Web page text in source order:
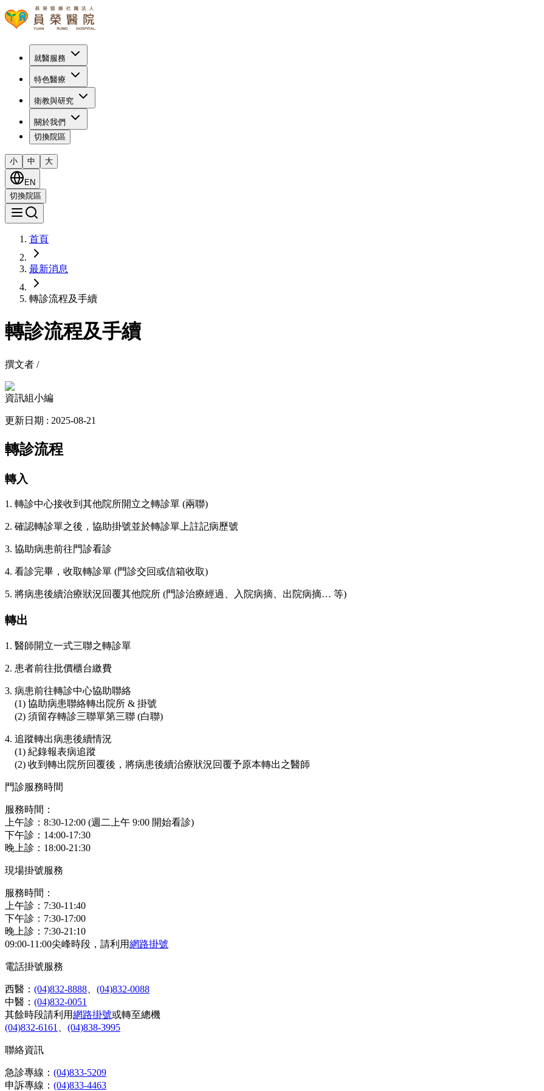
就醫服務
特色醫療
衛教與研究
關於我們
切換院區
小 中 大
EN
切換院區
首頁
最新消息
轉診流程及手續
轉診流程及手續
撰文者 /
資訊組小編
更新日期 : 2025-08-21
轉診流程
轉入
1. 轉診中心接收到其他院所開立之轉診單 (兩聯)
2. 確認轉診單之後，協助掛號並於轉診單上註記病歷號
3. 協助病患前往門診看診
4. 看診完畢，收取轉診單 (門診交回或信箱收取)
5. 將病患後續治療狀況回覆其他院所 (門診治療經過、入院病摘、出院病摘… 等)
轉出
1. 醫師開立一式三聯之轉診單
2. 患者前往批價櫃台繳費
3. 病患前往轉診中心協助聯絡
(1) 協助病患聯絡轉出院所 & 掛號
(2) 須留存轉診三聯單第三聯 (白聯)
4. 追蹤轉出病患後續情況
(1) 紀錄報表病追蹤
(2) 收到轉出院所回覆後，將病患後續治療狀況回覆予原本轉出之醫師
門診服務時間
服務時間：
上午診：8:30-12:00 (週二上午 9:00 開始看診)
下午診：14:00-17:30
晚上診：18:00-21:30
現場掛號服務
服務時間：
上午診：7:30-11:40
下午診：7:30-17:00
晚上診：7:30-21:10
09:00-11:00尖峰時段，請利用網路掛號
電話掛號服務
西醫： (04)832-8888
(04)832-0088
中醫： (04)832-0051
其餘時段請利用網路掛號或轉至總機
(04)832-6161
(04)838-3995
聯絡資訊
急診專線： (04)833-5209
申訴專線： (04)833-4463